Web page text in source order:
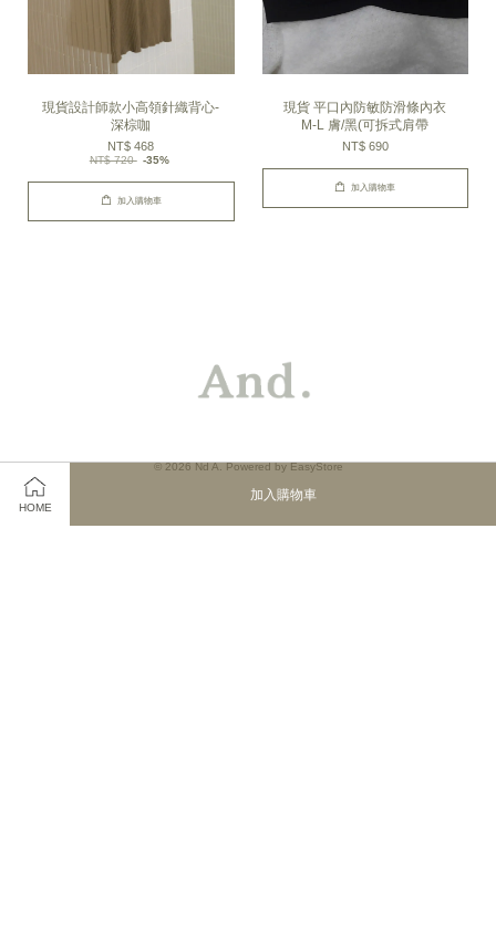
HOME
加入購物車
現貨設計師款小高領針織背心-
深棕咖
NT$ 468
NT$ 720 -35%
加入購物車
現貨 平口內防敏防滑條內衣
M-L 膚/黑(可拆式肩帶
NT$ 690
加入購物車
© 2026 Nd A. Powered byEasyStore